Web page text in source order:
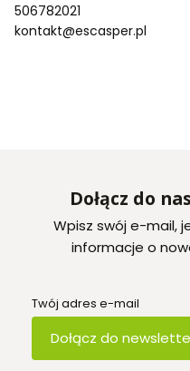
506782021
kontakt@escasper.pl
Dołącz do
Wpisz swój e-mail,
informacje o
Twój adres e-mail
Dołącz do